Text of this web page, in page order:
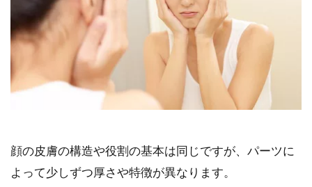
顔の皮膚の構造や役割の基本は同じですが、パーツに
よって少しずつ厚さや特徴が異なります。